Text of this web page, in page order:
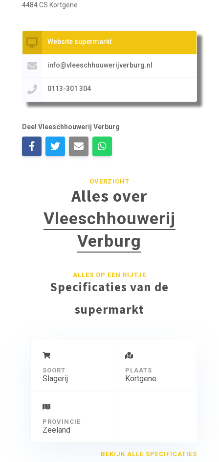
4484 CS Kortgene
Website supermarkt
info@vleeschhouwerijverburg.nl
0113-301 304
Deel Vleeschhouwerij Verburg
OVERZICHT
Alles over
Vleeschhouwerij
Verburg
ALLES OP EEN RIJTJE
Specificaties van de
supermarkt
SOORT
Slagerij
PLAATS
Kortgene
PROVINCIE
Zeeland
BEKIJK ALLE SPECIFICATIES